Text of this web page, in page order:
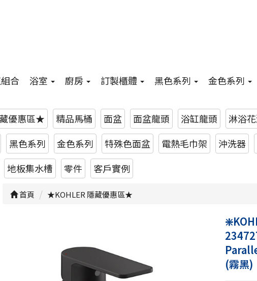
合 浴室 廚房 訂製櫃體 黑色系列 金色系列
優惠區★ 精品馬桶 面盆 面盆龍頭 浴缸龍頭 淋浴
黑色系列 金色系列 特殊色面盆 電熱毛巾架 沖洗器
地板集水槽 零件 客戶實例
首頁 ★KOHLER 隱藏優惠區★
(霧黑)